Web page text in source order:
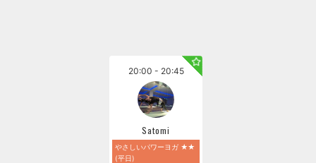
20:00 - 20:45
Satomi
やさしいパワーヨガ ★★
(平日)